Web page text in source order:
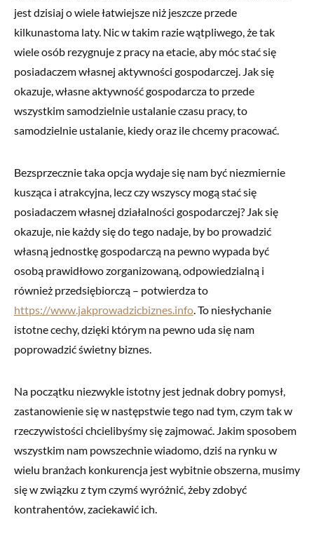
jest dzisiaj o wiele łatwiejsze niż jeszcze przede
kilkunastoma laty. Nic w takim razie wątpliwego, że tak
wiele osób rezygnuje z pracy na etacie, aby móc stać się
posiadaczem własnej aktywności gospodarczej. Jak się
okazuje, własne aktywność gospodarcza to przede
wszystkim samodzielnie ustalanie czasu pracy, to
samodzielnie ustalanie, kiedy oraz ile chcemy pracować.
Bezsprzecznie taka opcja wydaje się nam być niezmiernie
kusząca i atrakcyjna, lecz czy wszyscy mogą stać się
posiadaczem własnej działalności gospodarczej? Jak się
okazuje, nie każdy się do tego nadaje, by bo prowadzić
własną jednostkę gospodarczą na pewno wypada być
osobą prawidłowo zorganizowaną, odpowiedzialną i
również przedsiębiorczą – potwierdza to
https://www.jakprowadzicbiznes.info . To niesłychanie
istotne cechy, dzięki którym na pewno uda się nam
poprowadzić świetny biznes.
Na początku niezwykle istotny jest jednak dobry pomysł,
zastanowienie się w następstwie tego nad tym, czym tak w
rzeczywistości chcielibyśmy się zajmować. Jakim sposobem
wszystkim nam powszechnie wiadomo, dziś na rynku w
wielu branżach konkurencja jest wybitnie obszerna, musimy
się w związku z tym czymś wyróżnić, żeby zdobyć
kontrahentów, zaciekawić ich.